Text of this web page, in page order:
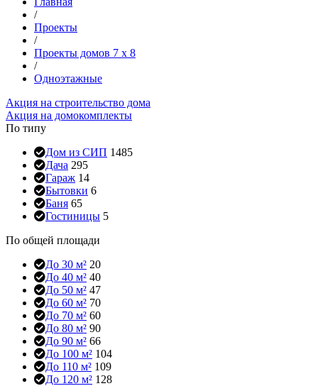
/
Проекты
/
Проекты домов 7 x 8
/
Одноэтажные
Акция на строительство дома
Акция на домокомплекты
По типу
Дом из СИП 1485
Дача 295
Гараж 14
Бытовки 6
Баня 65
Гостиницы 5
По общей площади
До 30 м² 20
До 40 м² 40
До 50 м² 47
До 60 м² 70
До 70 м² 60
До 80 м² 90
До 90 м² 66
До 100 м² 104
До 110 м² 109
До 120 м² 128